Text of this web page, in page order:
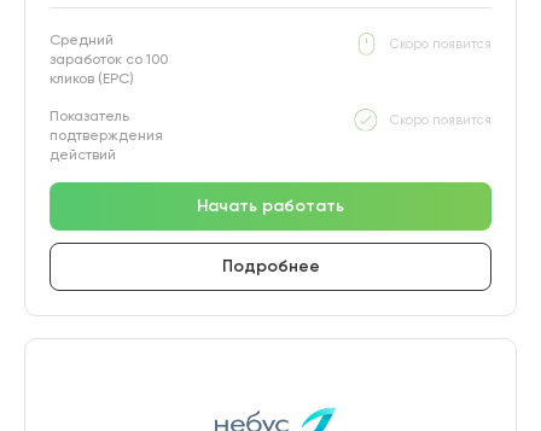
Средний
заработок со 100
кликов (EPC)
Скоро появится
Показатель
подтверждения
действий
Скоро появится
Начать работать
Подробнее